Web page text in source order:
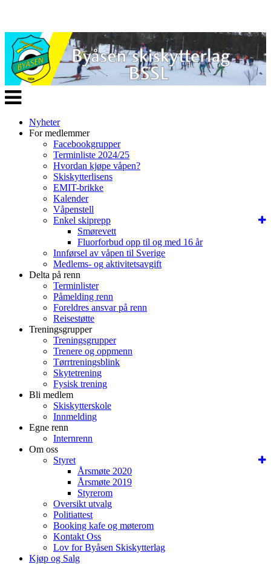
Veksle
navigasjon
Nyheter
For medlemmer
Facebookgrupper
Terminliste 2024/25
Hvordan kjøpe våpen?
Skiskytterlisens
EMIT-brikke
Kalender
Våpenstell
Enkel skiprepp
Smørevett
Fluorforbud opp til og med 16 år
Innførsel av våpen til Sverige
Medlems- og aktivitetsavgift
Delta på renn
Terminlister
Påmelding renn
Foreldres ansvar på renn
Reisestøtte
Treningsgrupper
Treningsgrupper
Trenere og oppmenn
Tørrtreningsblink
Skytetrening
Fysisk trening
Bli medlem
Skiskytterskole
Innmelding
Egne renn
Internrenn
Om oss
Styret
Årsmøte 2020
Årsmøte 2019
Styrerom
Oversikt utvalg
Politiattest
Booking kafe og møterom
Kontakt Oss
Lov for Byåsen Skiskytterlag
Kjøp og Salg